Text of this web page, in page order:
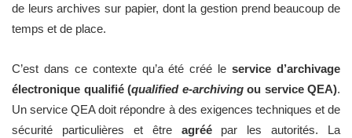
de leurs archives sur papier, dont la gestion prend beaucoup de
temps et de place.
C’est dans ce contexte qu’a été créé leservice d’archivage
électronique qualifié (qualified e-archivingou service QEA).
Un service QEA doit répondre à des exigences techniques et de
sécurité particulières et être agréépar les autorités. La